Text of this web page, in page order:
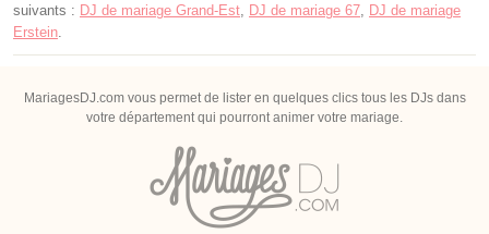
suivants : DJ de mariage Grand-Est, DJ de mariage 67, DJ de mariage
Erstein.
MariagesDJ.com vous permet de lister en quelques clics tous les DJs dans
votre département qui pourront animer votre mariage.